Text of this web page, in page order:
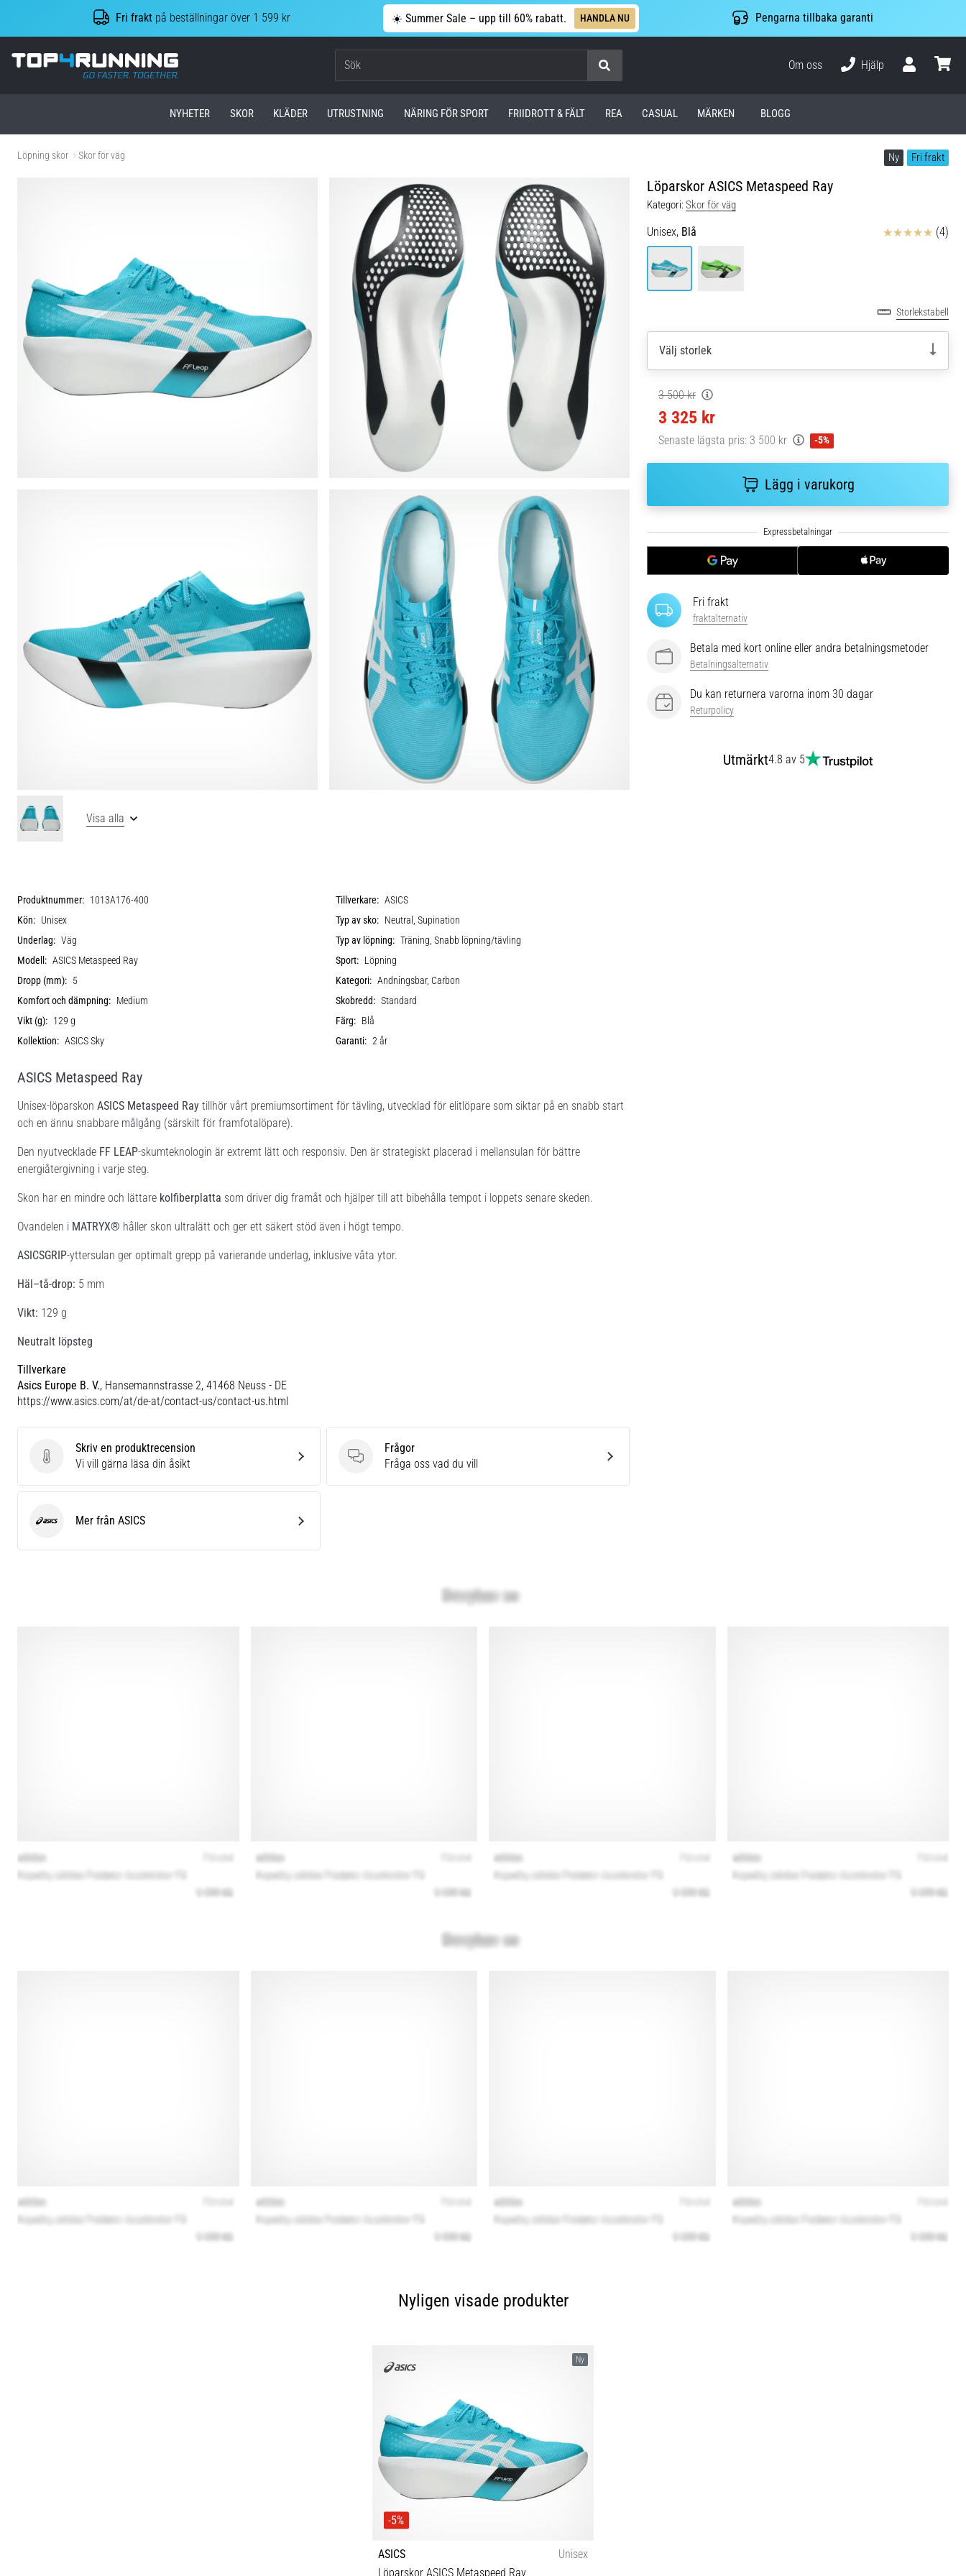
Fri frakt på beställningar över 1 599 kr ☀️ Summer Sale – upp till 60% rabatt. HANDLA NU Pengarna tillbaka garanti
Top4Running.se
Om oss
Hjälp
NYHETER SKOR KLÄDER UTRUSTNING NÄRING FÖR SPORT FRIIDROTT & FÄLT REA CASUAL MÄRKEN BLOGG
Löpning skor Skor för väg Ny Fri frakt
Löparskor ASICS Metaspeed Ray
Kategori:Skor för väg
Unisex, Blå Recensioner (4)
Storlekstabell
Välj storlek
3 500 kr
3 325 kr
Senaste lägsta pris: 3 500 kr -5%
Lägg i varukorg
Fri frakt
fraktalternativ
Betala med kort online eller andra betalningsmetoder
Betalningsalternativ
Du kan returnera varorna inom 30 dagar
Returpolicy
Utmärkt4.8 av 5
Visa alla
Produktnummer: 1013A176-400 Tillverkare: ASICS
Kön: Unisex Typ av sko: Neutral, Supination
Underlag: Väg Typ av löpning: Träning, Snabb löpning/tävling
Modell: ASICS Metaspeed Ray Sport: Löpning
Dropp (mm): 5 Kategori: Andningsbar, Carbon
Komfort och dämpning: Medium Skobredd: Standard
Vikt (g): 129 g Färg: Blå
Kollektion: ASICS Sky Garanti: 2 år
ASICS Metaspeed Ray
Unisex-löparskon ASICS Metaspeed Ray tillhör vårt premiumsortiment för tävling, utvecklad för elitlöpare som siktar på en snabb start
och en ännu snabbare målgång (särskilt för framfotalöpare).
Den nyutvecklade FF LEAP-skumteknologin är extremt lätt och responsiv. Den är strategiskt placerad i mellansulan för bättre
energiåtergivning i varje steg.
Skon har en mindre och lättare kolfiberplatta som driver dig framåt och hjälper till att bibehålla tempot i loppets senare skeden.
Ovandelen i MATRYX® håller skon ultralätt och ger ett säkert stöd även i högt tempo.
ASICSGRIP-yttersulan ger optimalt grepp på varierande underlag, inklusive våta ytor.
Häl–tå-drop: 5 mm
Vikt: 129 g
Neutralt löpsteg
Tillverkare
Asics Europe B. V., Hansemannstrasse 2, 41468 Neuss - DE
https://www.asics.com/at/de-at/contact-us/contact-us.html
Skriv en produktrecension
Skriv en produktrecension
Vi vill gärna läsa din åsikt
Frågor
Frågor
Fråga oss vad du vill
ASICS Mer från ASICS
Nyligen visade produkter
Ny
-5%
ASICS
Unisex
Löparskor ASICS Metaspeed Ray